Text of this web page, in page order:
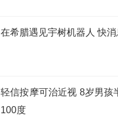
在希腊遇见宇树机器人 快消
轻信按摩可治近视 8岁男孩
100度